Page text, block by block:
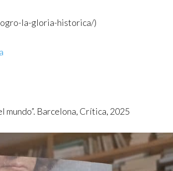
la-gloria-historica/)
mundo”. Barcelona, Crítica, 2025